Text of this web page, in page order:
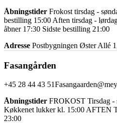
Adresse Postbygningen Øster Allé
Åbningstider Frokost tirsdag -
bestilling 15:00 Aften tirsdag -
åbner 17:30 Sidste bestilling 21:00
Fasangården
Åbningstider FROKOST Tirsdag -
Køkkenet lukker kl. 15:00 AFTEN
23:00
+45 28 44 43 51